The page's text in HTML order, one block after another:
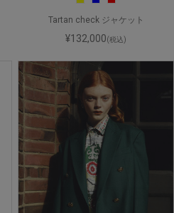
Tartan check ジャケット
¥132,000(税込)